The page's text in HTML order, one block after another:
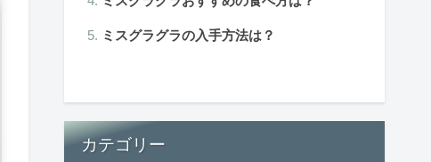
ミスグラグラの入手方法は？
カテゴリー